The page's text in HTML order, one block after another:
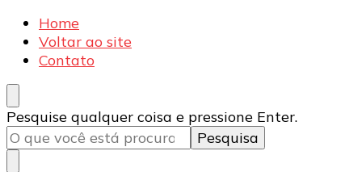
Blog | Arasa Embalagens
Confira conteúdos sobre embalagens para pizzas,
doces e salgados. Tudo para seu comércio com a
qualidade Arasa. Leia nossos conteúdos!
Home
Voltar ao site
Contato
Procurando
algo?
Pesquise qualquer coisa e pressione Enter.